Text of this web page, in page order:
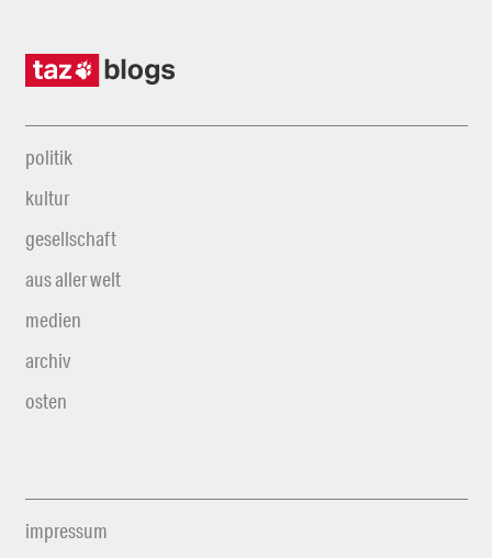
politik
kultur
gesellschaft
aus aller welt
medien
archiv
osten
impressum